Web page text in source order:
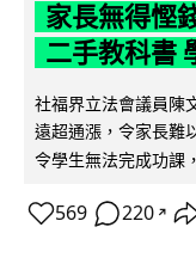
家長無得慳
二手教科書
社福界立法會議員陳
遠超通漲，令家長難
令學生無法完成功課
569 220 ↗